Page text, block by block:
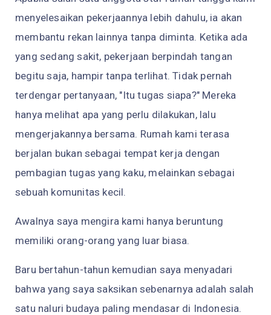
menyelesaikan pekerjaannya lebih dahulu, ia akan
membantu rekan lainnya tanpa diminta. Ketika ada
yang sedang sakit, pekerjaan berpindah tangan
begitu saja, hampir tanpa terlihat. Tidak pernah
terdengar pertanyaan, "Itu tugas siapa?" Mereka
hanya melihat apa yang perlu dilakukan, lalu
mengerjakannya bersama. Rumah kami terasa
berjalan bukan sebagai tempat kerja dengan
pembagian tugas yang kaku, melainkan sebagai
sebuah komunitas kecil.
Awalnya saya mengira kami hanya beruntung
memiliki orang-orang yang luar biasa.
Baru bertahun-tahun kemudian saya menyadari
bahwa yang saya saksikan sebenarnya adalah salah
satu naluri budaya paling mendasar di Indonesia.